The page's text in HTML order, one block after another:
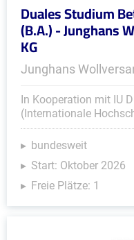
Duales Studium
(B.A.) - Junghans
KG
Junghans
In Kooperation mit IU
(Internationale
bundesweit
Start: Oktober 2026
Freie Plätze: 1